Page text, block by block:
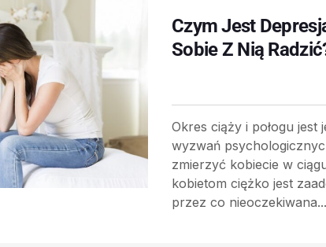
Czym Jest
Sobie Z Nią
Okres ciąży i połogu jest
wyzwań
zmierzyć kobiecie w
kobietom ciężko jest
przez co nieoczekiwana...